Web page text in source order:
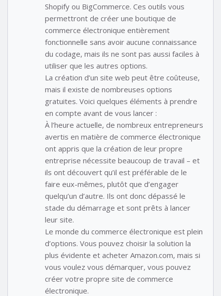
Shopify ou BigCommerce. Ces outils vous
permettront de créer une boutique de
commerce électronique entièrement
fonctionnelle sans avoir aucune connaissance
du codage, mais ils ne sont pas aussi faciles à
utiliser que les autres options.
La création d’un site web peut être coûteuse,
mais il existe de nombreuses options
gratuites. Voici quelques éléments à prendre
en compte avant de vous lancer :
À l’heure actuelle, de nombreux entrepreneurs
avertis en matière de commerce électronique
ont appris que la création de leur propre
entreprise nécessite beaucoup de travail – et
ils ont découvert qu’il est préférable de le
faire eux-mêmes, plutôt que d’engager
quelqu’un d’autre. Ils ont donc dépassé le
stade du démarrage et sont prêts à lancer
leur site.
Le monde du commerce électronique est plein
d’options. Vous pouvez choisir la solution la
plus évidente et acheter Amazon.com, mais si
vous voulez vous démarquer, vous pouvez
créer votre propre site de commerce
électronique.